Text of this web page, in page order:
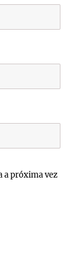
a próxima vez